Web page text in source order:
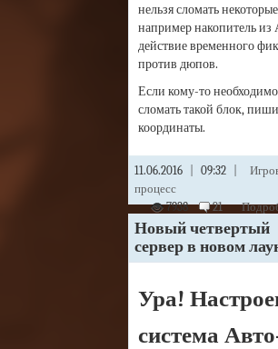
нельзя сломать
например накопитель
действие временного
против дюпов.
Если кому-то необходимо
сломать такой блок,
координаты.
11.06.2016 09:32
процесс
7938
21
Новый четвертый
сервер в новом
Ура!
система